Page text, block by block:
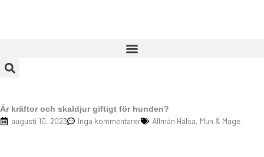
Är kräftor och skaldjur giftigt för hunden?
augusti 10, 2023 Inga kommentarer Allmän Hälsa, Mun & Mage